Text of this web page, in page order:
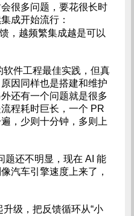
很多问题，要花很长时
成开始流行：
，越频繁集成越是可以
件工程最佳实践，但真
因同样也是搭建和维护
还有一个问题就是很多
程耗时巨长，一个 PR
，少则十分钟，多则上
题还不明显，现在 AI 能
汽车引擎速度上来了，
级，把反馈循环从“小